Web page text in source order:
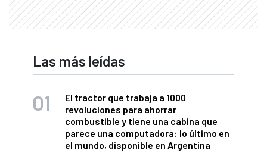
Las más leídas
El tractor que trabaja a 1000
revoluciones para ahorrar
combustible y tiene una cabina que
parece una computadora: lo último en
el mundo, disponible en Argentina